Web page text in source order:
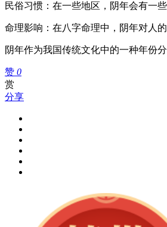
民俗习惯：在一些地区，阴年会有一
命理影响：在八字命理中，阴年对人
阴年作为我国传统文化中的一种年份
赞 0
赏
分享